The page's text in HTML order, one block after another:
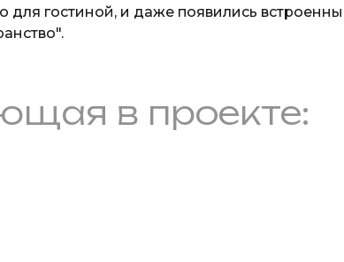
для гостиной, и даже появились
в проекте: